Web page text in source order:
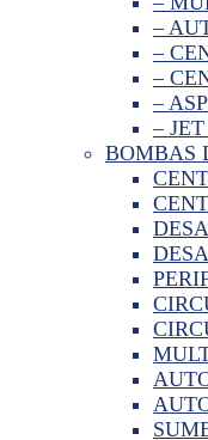
–
–
–
–
–
BOMBAS